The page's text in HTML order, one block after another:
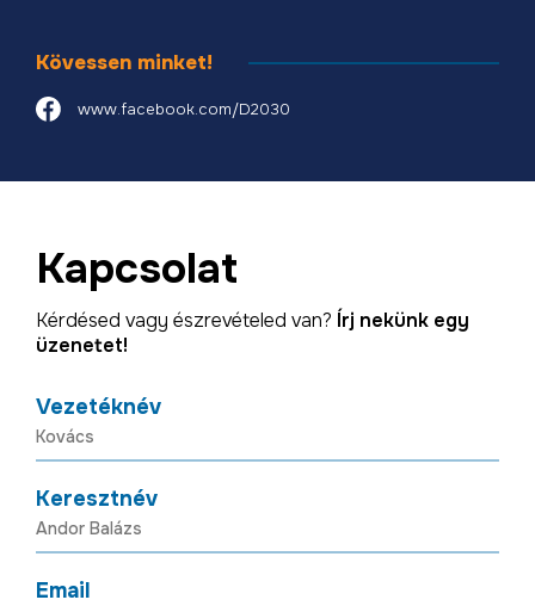
Kövessen minket!
www.facebook.com/D2030
Kapcsolat
Kérdésed vagy észrevételed van? Írj nekünk egy
üzenetet!
Vezetéknév
Keresztnév
Email